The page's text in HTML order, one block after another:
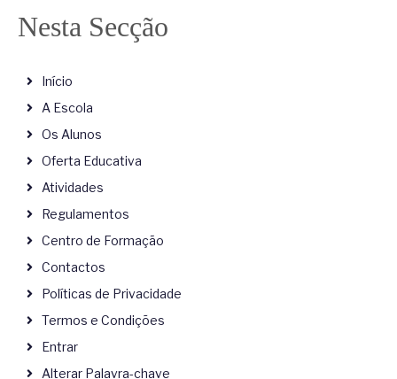
Nesta Secção
Início
A Escola
Os Alunos
Oferta Educativa
Atividades
Regulamentos
Centro de Formação
Contactos
Políticas de Privacidade
Termos e Condições
Entrar
Alterar Palavra-chave